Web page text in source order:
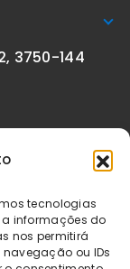
tecnologias
informações do
nos permitirá
ou IDs
3750-144
em vigor. Todos